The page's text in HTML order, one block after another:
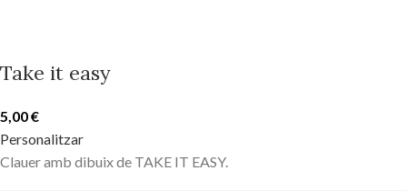
Take it easy
5,00€
Personalitzar
Clauer amb dibuix de TAKE IT EASY.